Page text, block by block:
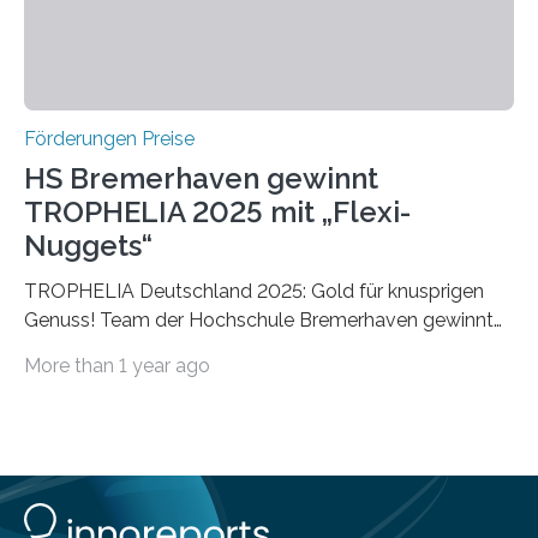
Förderungen Preise
HS Bremerhaven gewinnt
TROPHELIA 2025 mit „Flexi-
Nuggets“
TROPHELIA Deutschland 2025: Gold für knusprigen
Genuss! Team der Hochschule Bremerhaven gewinnt
ECOTROPHELIAMit der Produktidee “Flexi-Nuggets”
Studierende der Lebensmittelwissenschaften und
wurde zum 16. Mal durch den Forschungskreis der
More than 1 year ago